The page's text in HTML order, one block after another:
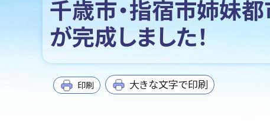
千歳市・指宿市姉妹
が完成しました！
印刷 大きな文字で印刷